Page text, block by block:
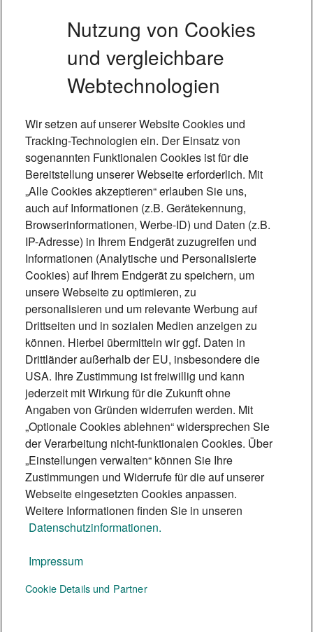
Foto: Mónica Garduño
„Technik, die
Lebensqualität schafft“
Induktive Höranlagen ermöglichen
Menschen mit Hörhilfe eine barrierefreie
Teilhabe. Beschallungsexperte Matthias
Scheffe erklärt, wie die Technik
funktioniert und wie sie für Inklusion
sorgt.
5 Min.
Te:nor Magazin
Nutzung von Cookies
und vergleichbare
Webtechnologien
Wir setzen auf unserer Website Cookies und
Tracking-Technologien ein. Der Einsatz von
sogenannten Funktionalen Cookies ist für die
Bereitstellung unserer Webseite erforderlich. Mit
„Alle Cookies akzeptieren“ erlauben Sie uns,
auch auf Informationen (z.B. Gerätekennung,
Browserinformationen, Werbe-ID) und Daten (z.B.
IP-Adresse) in Ihrem Endgerät zuzugreifen und
Informationen (Analytische und Personalisierte
Cookies) auf Ihrem Endgerät zu speichern, um
unsere Webseite zu optimieren, zu
personalisieren und um relevante Werbung auf
Drittseiten und in sozialen Medien anzeigen zu
können. Hierbei übermitteln wir ggf. Daten in
Drittländer außerhalb der EU, insbesondere die
USA. Ihre Zustimmung ist freiwillig und kann
jederzeit mit Wirkung für die Zukunft ohne
Angaben von Gründen widerrufen werden. Mit
„Optionale Cookies ablehnen“ widersprechen Sie
der Verarbeitung nicht-funktionalen Cookies. Über
„Einstellungen verwalten“ können Sie Ihre
Zustimmungen und Widerrufe für die auf unserer
Webseite eingesetzten Cookies anpassen.
Weitere Informationen finden Sie in unseren
Datenschutzinformationen.
Impressum
Cookie Details und Partner